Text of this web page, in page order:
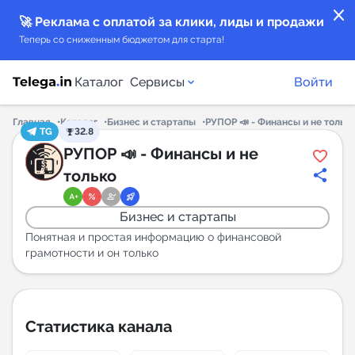
close
🚀 Реклама с оплатой за клики, лиды и продажи
Теперь со сниженным бюджетом для старта!
Каталог Сервисы
Каталог каналов
Каталог ботов
Горящие предложения
Индекс читаемости каналов в Telegram
New
Аналитика MAX каналов
Войти
Главная Каталог Бизнес и стартапы
РУПОР 📣 - Финансы и не только
TG
32.8
РУПОР 📣 - Финансы и не
только
Бизнес и стартапы
Понятная и простая информацию о финансовой
грамотности и он только
Статистика канала